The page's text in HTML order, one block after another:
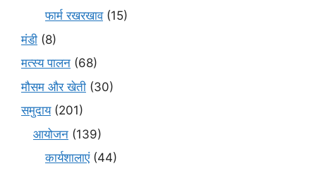
फार्म रखरखाव(15)
मंडी (8)
मत्स्य पालन (68)
मौसम और खेती (30)
समुदाय(201)
आयोजन (139)
कार्यशालाएं(44)